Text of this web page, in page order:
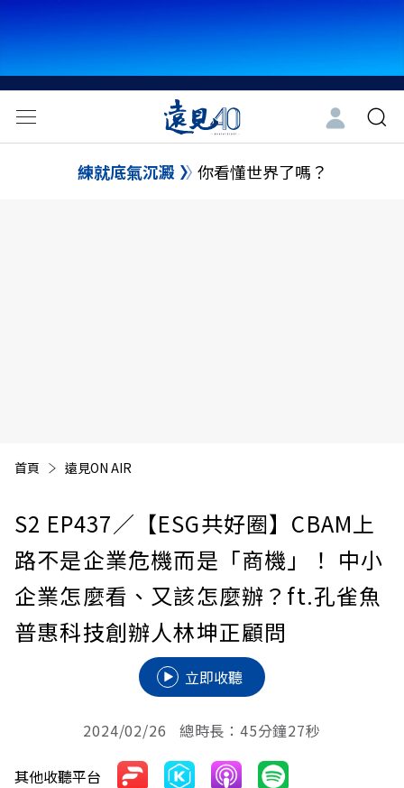
練就底氣沉澱 你看懂世界了嗎？
首頁 遠見ON AIR
S2 EP437／【ESG共好圈】CBAM上
路不是企業危機而是「商機」！ 中小
企業怎麼看、又該怎麼辦？ft.孔雀魚
普惠科技創辦人林坤正顧問
立即收聽
2024/02/26 總時長：45分鐘27秒
其他收聽平台